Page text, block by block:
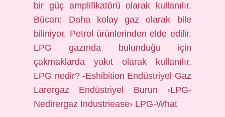
bir güç amplifikatörü olarak kullanılır.
Bücan: Daha kolay gaz olarak bile
biliniyor. Petrol ürünlerinden elde edilir.
LPG gazında bulunduğu için
çakmaklarda yakıt olarak kullanılır.
LPG nedir? -Eshibition Endüstriyel Gaz
Larergaz Endüstriyel Burun ›LPG-
Nedirergaz Industriease› LPG-What